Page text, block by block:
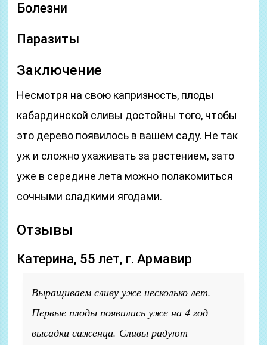
Болезни
Паразиты
Заключение
Несмотря на свою капризность, плоды
кабардинской сливы достойны того, чтобы
это дерево появилось в вашем саду. Не так
уж и сложно ухаживать за растением, зато
уже в середине лета можно полакомиться
сочными сладкими ягодами.
Отзывы
Катерина, 55 лет, г. Армавир
Выращиваем сливу уже несколько лет.
Первые плоды появились уже на 4 год
высадки саженца. Сливы радуют